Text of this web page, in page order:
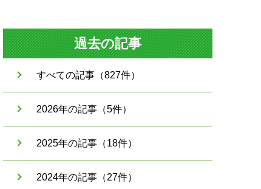
過去の記事
すべての記事（827件）
2026年の記事（5件）
2025年の記事（18件）
2024年の記事（27件）